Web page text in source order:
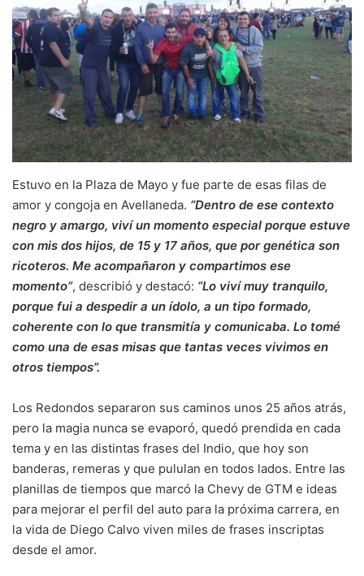
Estuvo en la Plaza de Mayo y fue parte de esas filas de
amor y congoja en Avellaneda. “Dentro de ese contexto
negro y amargo, viví un momento especial porque estuve
con mis dos hijos, de 15 y 17 años, que por genética son
ricoteros. Me acompañaron y compartimos ese
momento”, describió y destacó: “Lo viví muy tranquilo,
porque fui a despedir a un ídolo, a un tipo formado,
coherente con lo que transmitía y comunicaba. Lo tomé
como una de esas misas que tantas veces vivimos en
otros tiempos”.
Los Redondos separaron sus caminos unos 25 años atrás,
pero la magia nunca se evaporó, quedó prendida en cada
tema y en las distintas frases del Indio, que hoy son
banderas, remeras y que pululan en todos lados. Entre las
planillas de tiempos que marcó la Chevy de GTM e ideas
para mejorar el perfil del auto para la próxima carrera, en
la vida de Diego Calvo viven miles de frases inscriptas
desde el amor.